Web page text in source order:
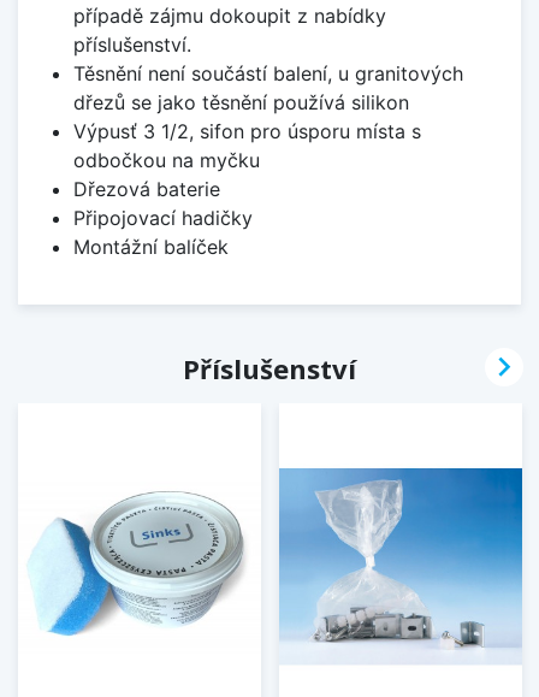
případě zájmu dokoupit z nabídky
příslušenství.
Těsnění není součástí balení, u granitových
dřezů se jako těsnění používá silikon
Výpusť 3 1/2, sifon pro úsporu místa s
odbočkou na myčku
Dřezová baterie
Připojovací hadičky
Montážní balíček
Příslušenství 